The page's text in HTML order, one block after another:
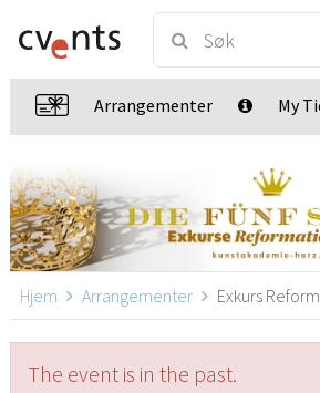
Arrangementer My
Hjem Arrangementer Exkurs Reformation 2026: »Sola
The event is in the past.